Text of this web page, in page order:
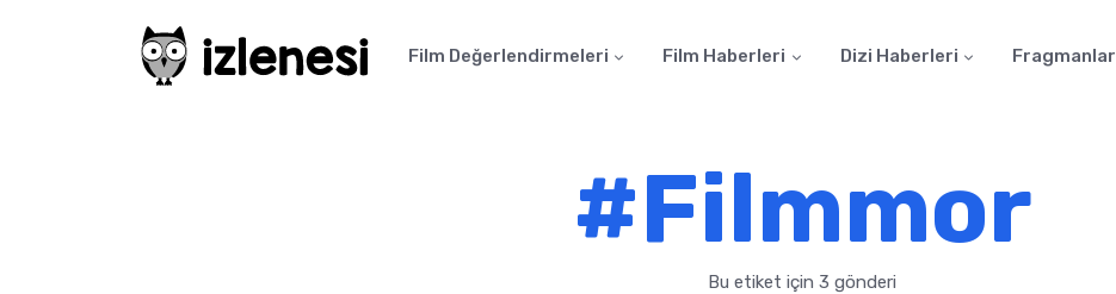
Film Değerlendirmeleri Film Haberleri Dizi Haberleri Fragmanlar
#Filmmor
Bu etiket için 3 gönderi